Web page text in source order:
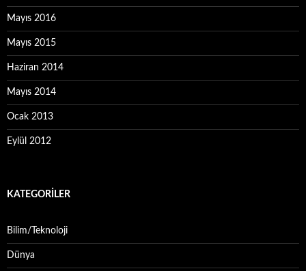
Mayıs 2016
Mayıs 2015
Haziran 2014
Mayıs 2014
Ocak 2013
Eylül 2012
KATEGORILER
Bilim/Teknoloji
Dünya